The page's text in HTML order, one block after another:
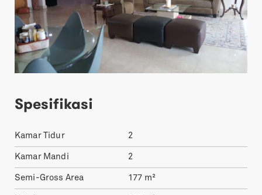
Spesifikasi
Kamar Tidur 2
Kamar Mandi 2
Semi-Gross Area 177 m²